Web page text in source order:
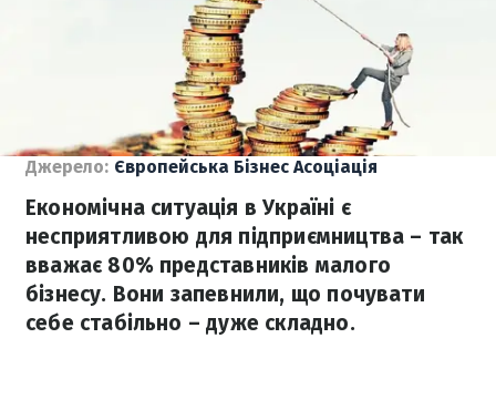
Джерело: Європейська Бізнес Асоціація
Економічна ситуація в Україні є
несприятливою для підприємництва – так
вважає 80% представників малого
бізнесу. Вони запевнили, що почувати
себе стабільно – дуже складно.